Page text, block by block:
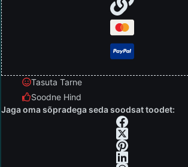
Tasuta Tarne
Soodne Hind
Jaga oma sõpradega seda soodsat toodet: